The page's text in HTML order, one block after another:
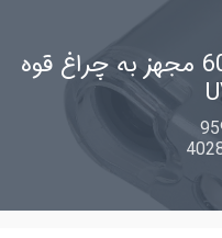
میکروسکوپ قابل حمل 60X مجهز به چراغ قوه